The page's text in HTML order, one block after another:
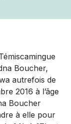
Boucher,
autrefois de
2016 à l’âge
Boucher
à elle pour